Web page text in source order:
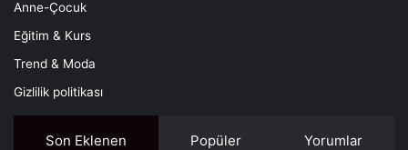
Anne-Çocuk
Eğitim & Kurs
Trend & Moda
Gizlilik politikası
Son Eklenen Popüler Yorumlar